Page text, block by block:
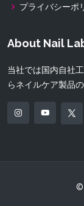
プライバシーポ
About Nail
当社では国内自社
らネイルケア製品
©